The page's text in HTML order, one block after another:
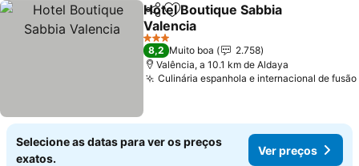
PartilharAdicionar aos favoritos
Hotel Boutique Sabbia
Valencia
Ver preços
3 Estrelas
8,2 Muito boa
2.758
Valência, a 10.1 km de Aldaya
Culinária espanhola e internacional de fusão
Selecione as datas para ver os preços
exatos.
Ver preços